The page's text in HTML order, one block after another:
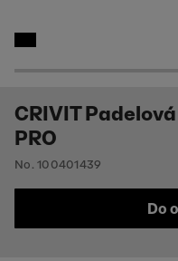
CRIVIT
PRO
No. 100401439
Do